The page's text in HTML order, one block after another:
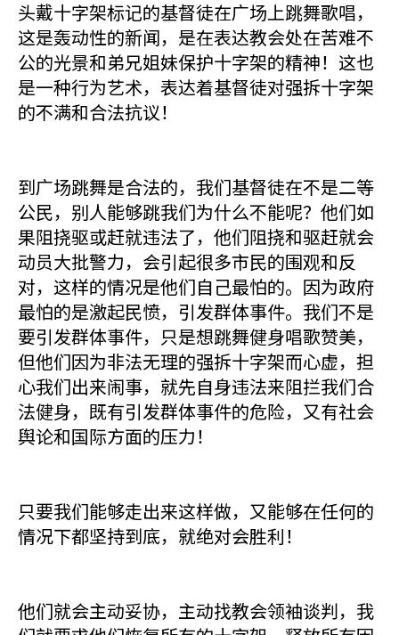
头戴十字架标记的基督徒在广场上跳舞歌唱，
这是轰动性的新闻，是在表达教会处在苦难不
公的光景和弟兄姐妹保护十字架的精神！这也
是一种行为艺术，表达着基督徒对强拆十字架
的不满和合法抗议！
到广场跳舞是合法的，我们基督徒在不是二等
公民，别人能够跳我们为什么不能呢？他们如
果阻挠驱或赶就违法了，他们阻挠和驱赶就会
动员大批警力，会引起很多市民的围观和反
对，这样的情况是他们自己最怕的。因为政府
最怕的是激起民愤，引发群体事件。我们不是
要引发群体事件，只是想跳舞健身唱歌赞美，
但他们因为非法无理的强拆十字架而心虚，担
心我们出来闹事，就先自身违法来阻拦我们合
法健身，既有引发群体事件的危险，又有社会
舆论和国际方面的压力！
只要我们能够走出来这样做，又能够在任何的
情况下都坚持到底，就绝对会胜利！
他们就会主动妥协，主动找教会领袖谈判，我